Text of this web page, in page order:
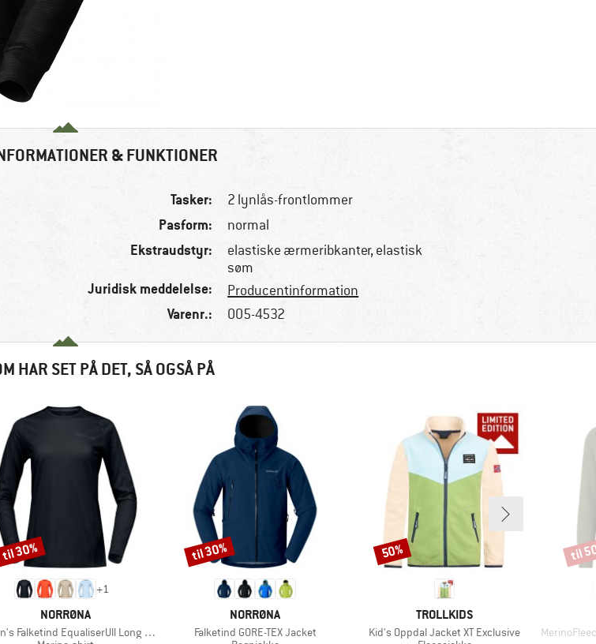
& FUNKTIONER
Tasker: 2 lynlås-frontlommer
Pasform: normal
Ekstraudstyr:
elastiske ærmeribkanter, elastisk
søm
Juridisk meddelelse: Producentinformation
Varenr.: 005-4532
HAR SET PÅ DET, SÅ OGSÅ PÅ
+1
MÆRKE
NORRØNA
Falketind EqualiserUll Long Sleeve
til 30%
MÆRKE
NORRØNA
Artikel
Falketind GORE-TEX Jacket
Rabat
til 30%
MÆRKE
TROLLKIDS
Artikel
Kid's Oppdal Jacket XT Exclusive
Rabat
50%
Artikel
Rabat
til